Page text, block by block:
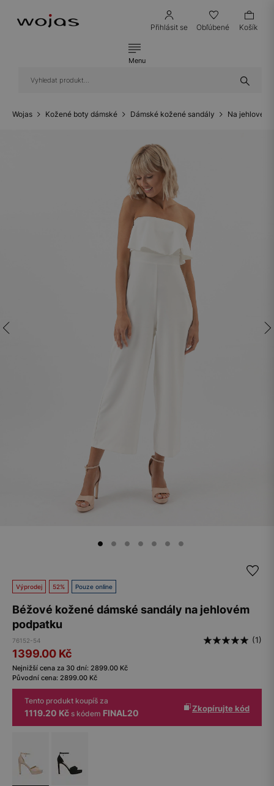
Přihlásit se Obľúbené Košík
Menu
Wojas Kožené boty dámské Dámské kožené sandály Na jehlovém
Výprodej 52% Pouze online
Béžové kožené dámské sandály na jehlovém
podpatku
76152-54 (1)
1399.00 Kč
Nejnižší cena za 30 dní: 2899.00 Kč
Původní cena: 2899.00 Kč
Tento produkt koupíš za
1119.20 Kč s kódem FINAL20 Zkopírujte kód